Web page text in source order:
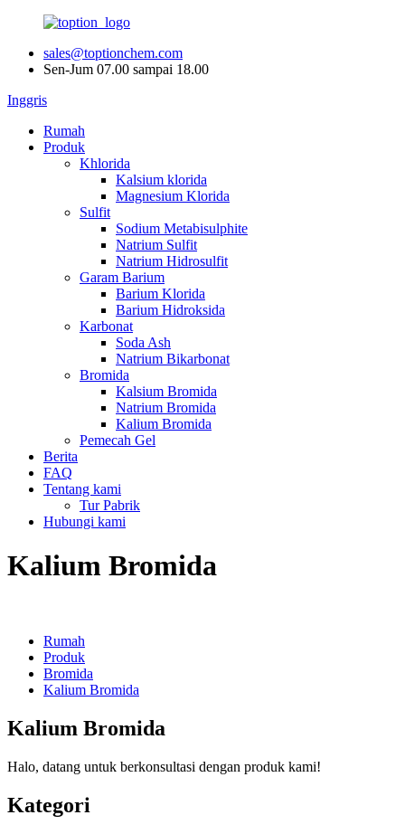
sales@toptionchem.com
Sen-Jum 07.00 sampai 18.00
Inggris
Rumah
Produk
Khlorida
Kalsium klorida
Magnesium Klorida
Sulfit
Sodium Metabisulphite
Natrium Sulfit
Natrium Hidrosulfit
Garam Barium
Barium Klorida
Barium Hidroksida
Karbonat
Soda Ash
Natrium Bikarbonat
Bromida
Kalsium Bromida
Natrium Bromida
Kalium Bromida
Pemecah Gel
Berita
FAQ
Tentang kami
Tur Pabrik
Hubungi kami
Kalium Bromida
Rumah
Produk
Bromida
Kalium Bromida
Kalium Bromida
Halo, datang untuk berkonsultasi dengan produk kami!
Kategori